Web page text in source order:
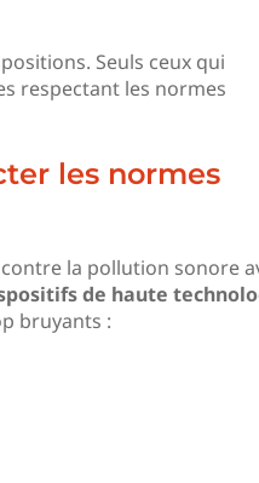
Seuls ceux qui
respectant les normes
les normes
la pollution sonore
de haute
bruyants :